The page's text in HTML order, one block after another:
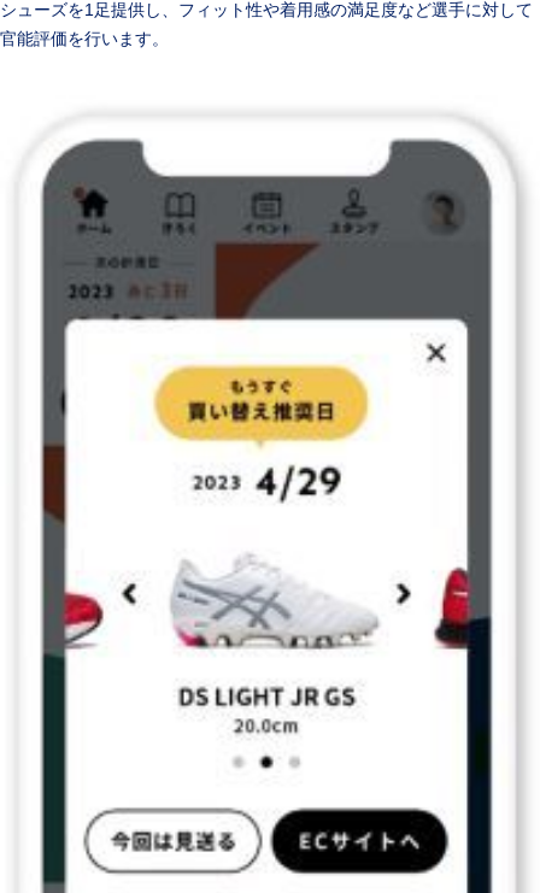
シューズを1足提供し、フィット性や着用感の満足度など選手に対して
官能評価を行います。